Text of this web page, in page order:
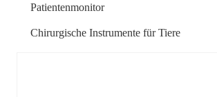
Patientenmonitor
Chirurgische Instrumente für Tiere